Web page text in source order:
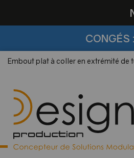
CONGÉS :
Embout plat à coller en extrémité de